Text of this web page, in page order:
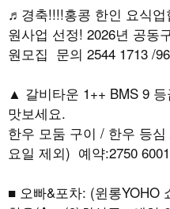
♬경축!!!!홍콩 한인 요식
원사업 선정! 2026년 공동
원모집 문의 2544 1713 /
▲ 갈비타운 1++ BMS 9
맛보세요.
한우 모둠 구이 / 한우 등
요일 제외) 예약:2750 6001
■ 오빠&포차: (윈롱